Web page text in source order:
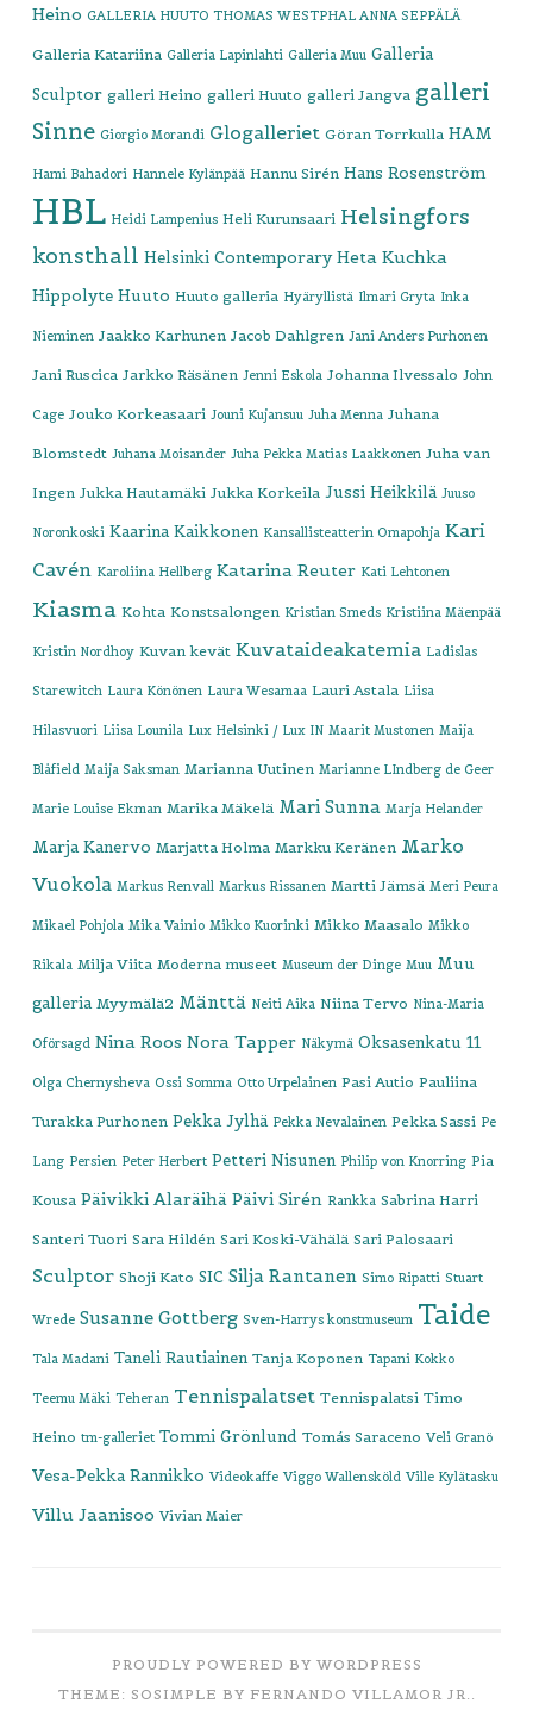
Heino GALLERIA HUUTO THOMAS WESTPHAL ANNA SEPPÄLÄ
Galleria Katariina Galleria Lapinlahti Galleria Muu Galleria
Sculptor galleri Heino galleri Huuto galleri Jangva galleri
Sinne Giorgio Morandi Glogalleriet Göran Torrkulla HAM
Hami Bahadori Hannele Kylänpää Hannu Sirén Hans Rosenström
HBL Heidi Lampenius Heli Kurunsaari Helsingfors
konsthall Helsinki Contemporary Heta Kuchka
Hippolyte Huuto Huuto galleria Hyäryllistä Ilmari Gryta Inka
Nieminen Jaakko Karhunen Jacob Dahlgren Jani Anders Purhonen
Jani Ruscica Jarkko Räsänen Jenni Eskola Johanna Ilvessalo John
Cage Jouko Korkeasaari Jouni Kujansuu Juha Menna Juhana
Blomstedt Juhana Moisander Juha Pekka Matias Laakkonen Juha van
Ingen Jukka Hautamäki Jukka Korkeila Jussi Heikkilä Juuso
Noronkoski Kaarina Kaikkonen Kansallisteatterin Omapohja Kari
Cavén Karoliina Hellberg Katarina Reuter Kati Lehtonen
Kiasma Kohta Konstsalongen Kristian Smeds Kristiina Mäenpää
Kristin Nordhoy Kuvan kevät Kuvataideakatemia Ladislas
Starewitch Laura Könönen Laura Wesamaa Lauri Astala Liisa
Hilasvuori Liisa Lounila Lux Helsinki / Lux IN Maarit Mustonen Maija
Blåfield Maija Saksman Marianna Uutinen Marianne LIndberg de Geer
Marie Louise Ekman Marika Mäkelä Mari Sunna Marja Helander
Marja Kanervo Marjatta Holma Markku Keränen Marko
Vuokola Markus Renvall Markus Rissanen Martti Jämsä Meri Peura
Mikael Pohjola Mika Vainio Mikko Kuorinki Mikko Maasalo Mikko
Rikala Milja Viita Moderna museet Museum der Dinge Muu Muu
galleria Myymälä2 Mänttä Neiti Aika Niina Tervo Nina-Maria
Oförsagd Nina Roos Nora Tapper Näkymä Oksasenkatu 11
Olga Chernysheva Ossi Somma Otto Urpelainen Pasi Autio Pauliina
Turakka Purhonen Pekka Jylhä Pekka Nevalainen Pekka Sassi Pe
Lang Persien Peter Herbert Petteri Nisunen Philip von Knorring Pia
Kousa Päivikki Alaräihä Päivi Sirén Rankka Sabrina Harri
Santeri Tuori Sara Hildén Sari Koski-Vähälä Sari Palosaari
Sculptor Shoji Kato SIC Silja Rantanen Simo Ripatti Stuart
Wrede Susanne Gottberg Sven-Harrys konstmuseum Taide
Tala Madani Taneli Rautiainen Tanja Koponen Tapani Kokko
Teemu Mäki Teheran Tennispalatset Tennispalatsi Timo
Heino tm-galleriet Tommi Grönlund Tomás Saraceno Veli Granö
Vesa-Pekka Rannikko Videokaffe Viggo Wallensköld Ville Kylätasku
Villu Jaanisoo Vivian Maier
PROUDLY POWERED BY WORDPRESS
THEME: SOSIMPLE BY FERNANDO VILLAMOR JR. .